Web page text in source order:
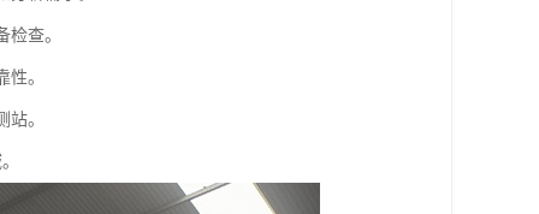
查。
。
。